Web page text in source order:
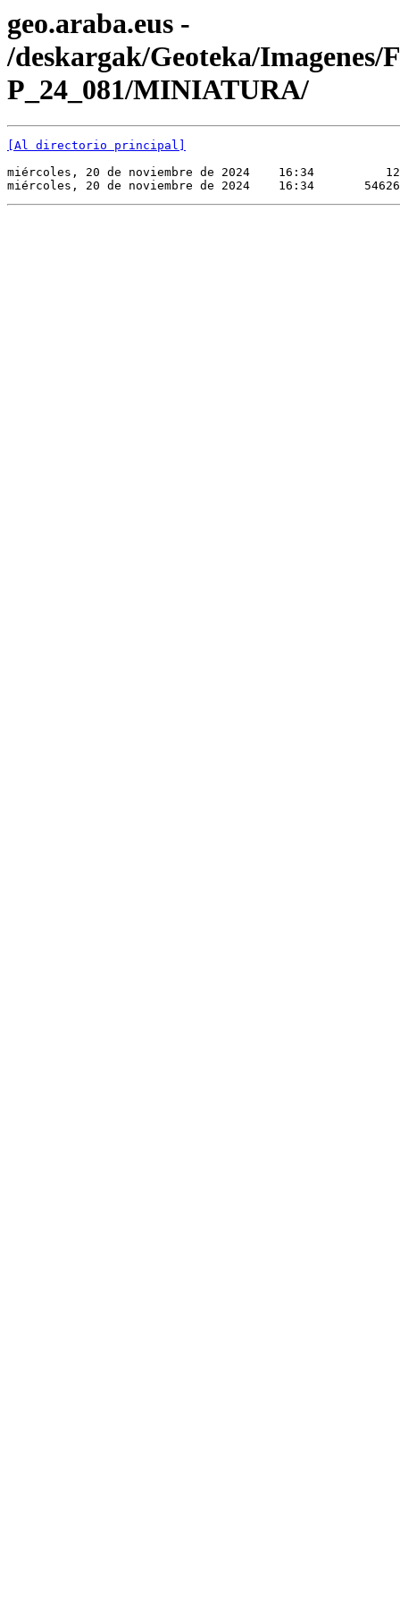
geo.araba.eus -
/deskargak/Geoteka/Imagenes/
P_24_081/MINIATURA/
[Al directorio principal]
miércoles, 20 de noviembre de 2024    16:34
miércoles, 20 de noviembre de 2024    16:34